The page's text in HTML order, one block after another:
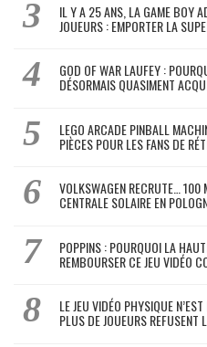
IL Y A 25 ANS, LA GAME BOY
JOUEURS : EMPORTER LA
GOD OF WAR LAUFEY :
DÉSORMAIS QUASIMENT
LEGO ARCADE PINBALL
PIÈCES POUR LES FANS DE
VOLKSWAGEN RECRUTE… 100
CENTRALE SOLAIRE EN
POPPINS : POURQUOI LA
REMBOURSER CE JEU VIDÉO
LE JEU VIDÉO PHYSIQUE
PLUS DE JOUEURS REFUSENT